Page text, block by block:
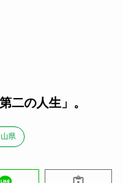
二の人生」。
県